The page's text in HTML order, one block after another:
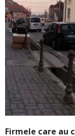
Firmele care